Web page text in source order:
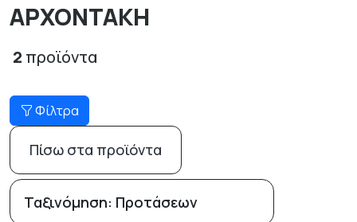
ΑΡΧΟΝΤΑΚΗ
2 προϊόντα
Φίλτρα
Πίσω στα προϊόντα